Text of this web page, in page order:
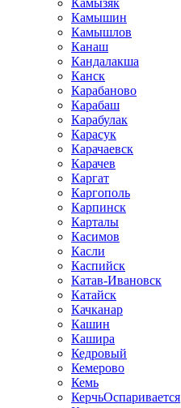
Камызяк
Камышин
Камышлов
Канаш
Кандалакша
Канск
Карабаново
Карабаш
Карабулак
Карасук
Карачаевск
Карачев
Каргат
Каргополь
Карпинск
Карталы
Касимов
Касли
Каспийск
Катав-Ивановск
Катайск
Качканар
Кашин
Кашира
Кедровый
Кемерово
Кемь
КерчьОспаривается